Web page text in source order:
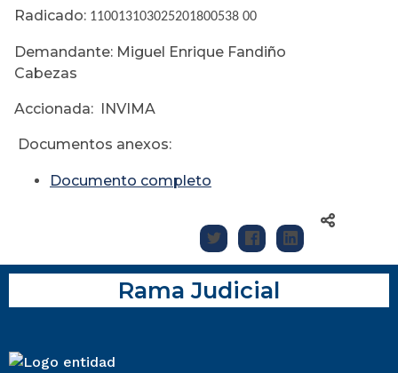
Radicado: 110013103025201800538 00
Demandante: Miguel Enrique Fandiño
Cabezas
Accionada: INVIMA
Documentos anexos:
Documento completo
Rama Judicial